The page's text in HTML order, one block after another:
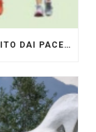
L’ADIGE RUN – EVENTO A TRENTO GESTITO DAI PACERS GLI ORIGINALI